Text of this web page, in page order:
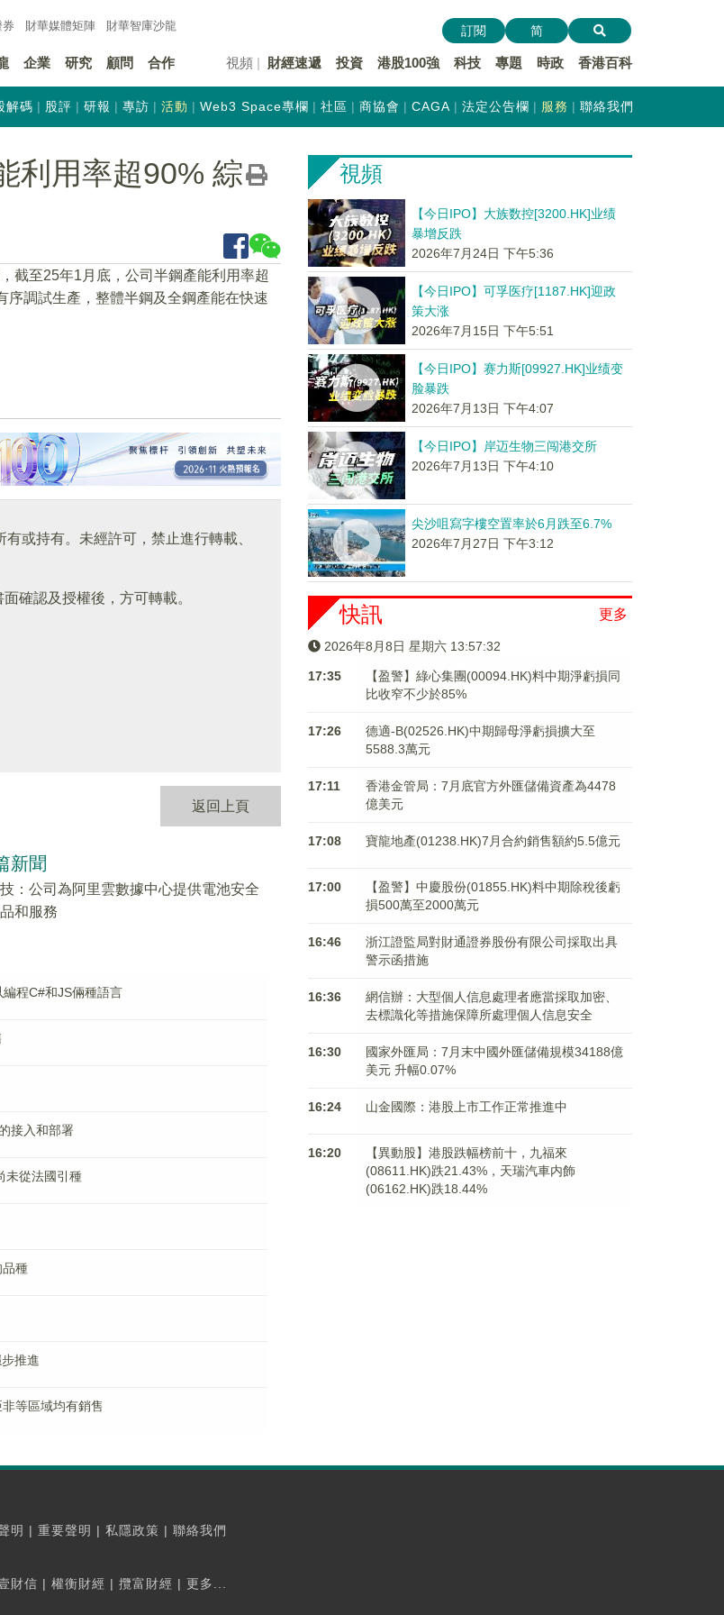
券 財華媒體矩陣 財華智庫沙龍
企業 研究 顧問 合作 視頻 財經速遞 投資 港股100強 科技 專題 時政 香港百科
訂閱 简
解碼 股評 研報 專訪 活動 Web3 Space專欄 社區 商協會 CAGA 法定公告欄 服務 聯絡我們
利用率超90% 綜
截至25年1月底，公司半鋼產能利用率超
調試生產，整體半鋼及全鋼產能在快速
或持有。未經許可，禁止進行轉載、
面確認及授權後，方可轉載。
返回上頁
新聞
：公司為阿里雲數據中心提供電池安全
和服務
程C#和JS倆種語言
接入和部署
未從法國引種
品種
推進
等區域均有銷售
視頻
【今日IPO】大族数控[3200.HK]业绩
暴增反跌
2026年7月24日 下午5:36
【今日IPO】可孚医疗[1187.HK]迎政
策大涨
2026年7月15日 下午5:51
【今日IPO】赛力斯[09927.HK]业绩变
脸暴跌
2026年7月13日 下午4:07
【今日IPO】岸迈生物三闯港交所
2026年7月13日 下午4:10
尖沙咀寫字樓空置率於6月跌至6.7%
2026年7月27日 下午3:12
更多
快訊
2026年8月8日 星期六 13:57:32
17:35
【盈警】綠心集團(00094.HK)料中期淨虧損同
比收窄不少於85%
17:26
德適-B(02526.HK)中期歸母淨虧損擴大至
5588.3萬元
17:11
香港金管局：7月底官方外匯儲備資產為4478
億美元
17:08 寶龍地產(01238.HK)7月合約銷售額約5.5億元
17:00
【盈警】中慶股份(01855.HK)料中期除稅後虧
損500萬至2000萬元
16:46
浙江證監局對財通證券股份有限公司採取出具
警示函措施
16:36
網信辦：大型個人信息處理者應當採取加密、
去標識化等措施保障所處理個人信息安全
16:30
國家外匯局：7月末中國外匯儲備規模34188億
美元 升幅0.07%
16:24 山金國際：港股上市工作正常推進中
16:20
【異動股】港股跌幅榜前十，九福來
(08611.HK)跌21.43%，天瑞汽車内飾
(06162.HK)跌18.44%
明 | 重要聲明 | 私隱政策 | 聯絡我們
財信 | 權衡財經 | 攬富財經 | 更多...